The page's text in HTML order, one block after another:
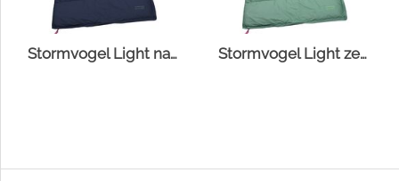
Stormvogel Light navy Stormvogel Light zeegroen